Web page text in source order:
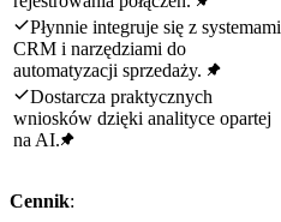
Płynnie integruje się z systemami
CRM i narzędziami do
automatyzacji sprzedaży.
Dostarcza praktycznych
wniosków dzięki analityce opartej
na AI.
Cennik: